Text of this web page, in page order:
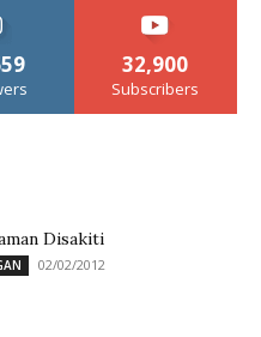
32,900
Subscribers
Disakiti
02/02/2012